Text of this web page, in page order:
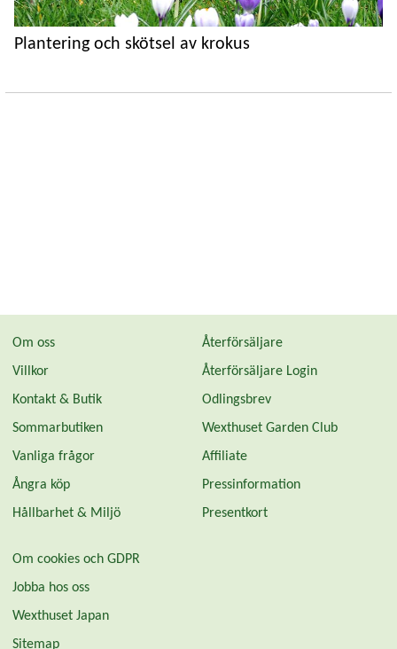
Plantering och skötsel av krokus
Om oss
Villkor
Kontakt & Butik
Sommarbutiken
Vanliga frågor
Ångra köp
Hållbarhet & Miljö
Återförsäljare
Återförsäljare Login
Odlingsbrev
Wexthuset Garden Club
Affiliate
Pressinformation
Presentkort
Om cookies och GDPR
Jobba hos oss
Wexthuset Japan
Sitemap